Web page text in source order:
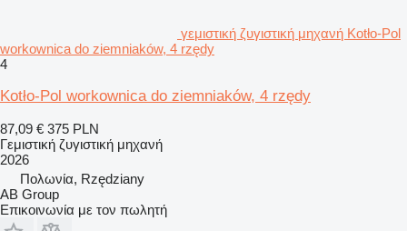
γεμιστική ζυγιστική μηχανή Kotło-Pol
workownica do ziemniaków, 4 rzędy
4
Kotło-Pol workownica do ziemniaków, 4 rzędy
87,09 € 375 PLN
Γεμιστική ζυγιστική μηχανή
2026
Πολωνία, Rzędziany
AB Group
Επικοινωνία με τον πωλητή